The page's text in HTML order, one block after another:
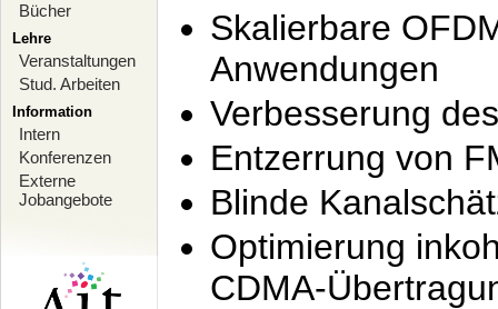
Bücher
Lehre
Veranstaltungen
Stud. Arbeiten
Information
Intern
Konferenzen
Externe
Jobangebote
Skalierbare
Anwendungen
Verbesserung
Entzerrung von
Blinde
Optimierung
CDMA-